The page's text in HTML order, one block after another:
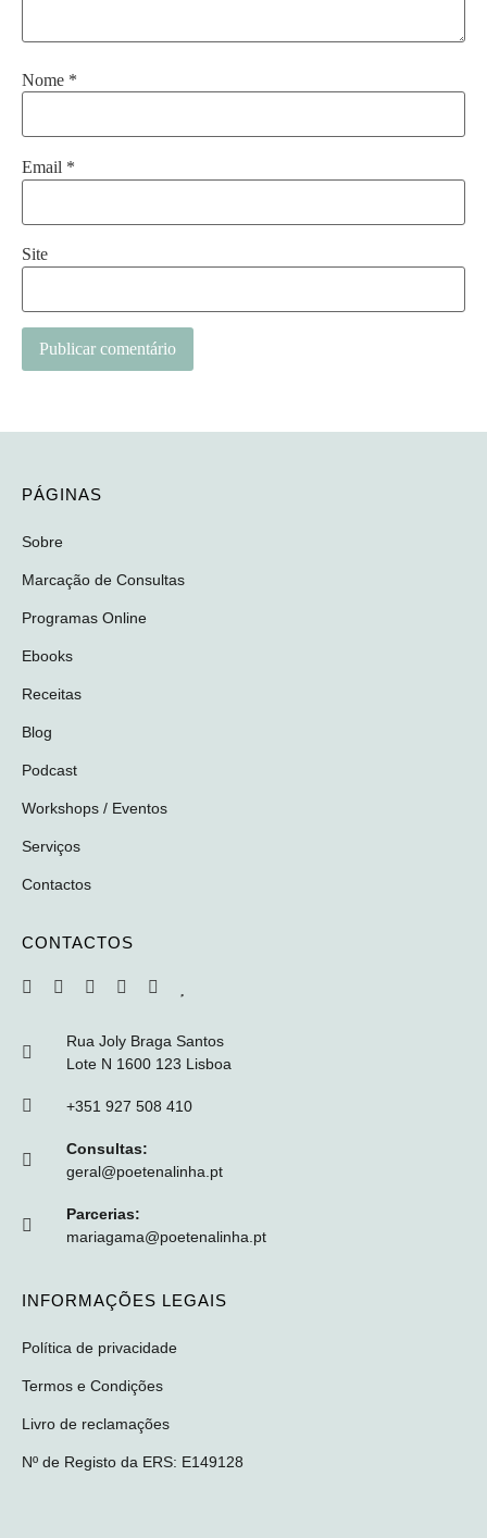
Nome *
Email *
Site
PÁGINAS
Sobre
Marcação de Consultas
Programas Online
Ebooks
Receitas
Blog
Podcast
Workshops / Eventos
Serviços
Contactos
CONTACTOS
Rua Joly Braga Santos
Lote N 1600 123 Lisboa
+351 927 508 410
Consultas:
geral@poetenalinha.pt
Parcerias:
mariagama@poetenalinha.pt
INFORMAÇÕES LEGAIS
Política de privacidade
Termos e Condições
Livro de reclamações
Nº de Registo da ERS: E149128